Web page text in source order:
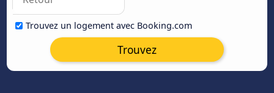
Trouvez un logement avec Booking.com
Trouvez